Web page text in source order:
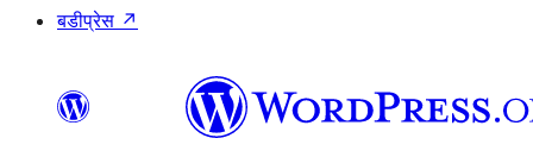
बडीप्रेस ↗